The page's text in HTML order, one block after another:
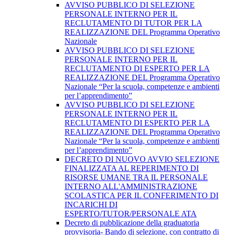
AVVISO PUBBLICO DI SELEZIONE
PERSONALE INTERNO PER IL
RECLUTAMENTO DI TUTOR PER LA
REALIZZAZIONE DEL Programma Operativo
Nazionale
AVVISO PUBBLICO DI SELEZIONE
PERSONALE INTERNO PER IL
RECLUTAMENTO DI ESPERTO PER LA
REALIZZAZIONE DEL Programma Operativo
Nazionale “Per la scuola, competenze e ambienti
per l’apprendimento”
AVVISO PUBBLICO DI SELEZIONE
PERSONALE INTERNO PER IL
RECLUTAMENTO DI ESPERTO PER LA
REALIZZAZIONE DEL Programma Operativo
Nazionale “Per la scuola, competenze e ambienti
per l’apprendimento”
DECRETO DI NUOVO AVVIO SELEZIONE
FINALIZZATA AL REPERIMENTO DI
RISORSE UMANE TRA IL PERSONALE
INTERNO ALL'AMMINISTRAZIONE
SCOLASTICA PER IL CONFERIMENTO DI
INCARICHI DI
ESPERTO/TUTOR/PERSONALE ATA
Decreto di pubblicazione della graduatoria
provvisoria- Bando di selezione, con contratto di